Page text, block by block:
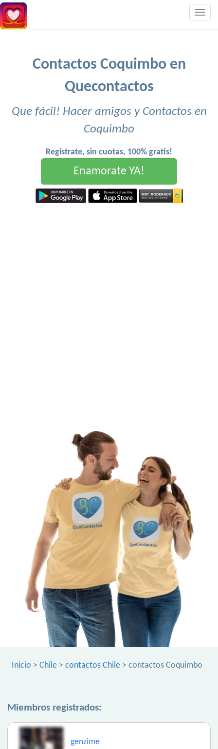
Contactos Coquimbo en
Quecontactos
Que fácil! Hacer amigos y Contactos en
Coquimbo
Registrate, sin cuotas, 100% gratis!
Enamorate YA!
Inicio > Chile > contactos Chile > contactos Coquimbo
Miembros registrados:
genzime